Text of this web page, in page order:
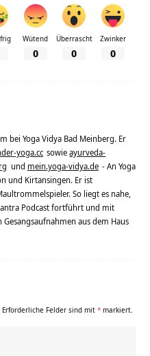
Wütend
0
Überrascht
0
Zwinker
0
bei Yoga Vidya Bad Meinberg. Er
yoga.cc sowieayurveda-
und mein.yoga-vidya.de - An Yoga
und Kirtansingen. Er ist
So liegt es nahe,
Podcast fortführt und mit
aus dem Haus
Erforderliche Felder sind mit * markiert.